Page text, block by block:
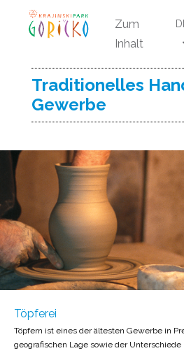
Zum
Inhalt
Traditionelles
Gewerbe
Töpferei
Töpfern ist eines der ältesten Gewerbe in
geografischen Lage sowie der Unterschiede